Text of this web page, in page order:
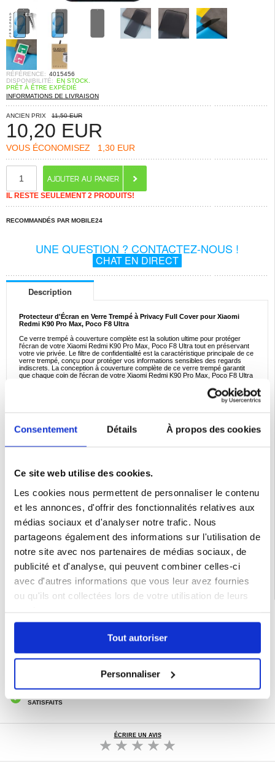
Consentement Détails À propos des cookies
Ce site web utilise des cookies.
Les cookies nous permettent de personnaliser le contenu
et les annonces, d'offrir des fonctionnalités relatives aux
médias sociaux et d'analyser notre trafic. Nous
partageons également des informations sur l'utilisation de
notre site avec nos partenaires de médias sociaux, de
publicité et d'analyse, qui peuvent combiner celles-ci
avec d'autres informations que vous leur avez fournies
ou qu'ils ont collectées lors de votre utilisation de leurs
Tout autoriser
Personnaliser
RÉFÉRENCE: 4015456
DISPONIBILITÉ: EN STOCK.
PRÊT À ÊTRE EXPÉDIÉ
INFORMATIONS DE LIVRAISON
ANCIEN PRIX 11,50 EUR
10,20 EUR
VOUS ÉCONOMISEZ 1,30 EUR
IL RESTE SEULEMENT 2 PRODUITS!
RECOMMANDÉS PAR MOBILE24
UNE QUESTION ? CONTACTEZ-NOUS !
CHAT EN DIRECT
Description
Protecteur d'Écran en Verre Trempé à Privacy Full Cover pour Xiaomi
Redmi K90 Pro Max, Poco F8 Ultra
Ce verre trempé à couverture complète est la solution ultime pour protéger
l'écran de votre Xiaomi Redmi K90 Pro Max, Poco F8 Ultra tout en préservant
votre vie privée. Le filtre de confidentialité est la caractéristique principale de ce
verre trempé, conçu pour protéger vos informations sensibles des regards
indiscrets. La conception à couverture complète de ce verre trempé garantit
que chaque coin de l'écran de votre Xiaomi Redmi K90 Pro Max, Poco F8 Ultra
- Protecteur d'écran en verre trempé à couverture complète pour Xiaomi Redmi
- Protège l'écran de votre Xiaomi Redmi K90 Pro Max, Poco F8 Ultra des aléas
quotidiens
verre ordinaire
le regardez de côté
EAN: 5714122603128
Catégories associées:Accessoires téléphone,Coque & Accessoires Xiaomi,
Xiaomi Redmi K90 Pro Max Coque & Accessoires
POUR LES MEMBRES DU CLUB24
CHAT EN DIRECT :
LUN - VEN 10H - 22H
POLITIQUE DE RETOUR DE 30 JOURS
SATISFAITS
ÉCRIRE UN AVIS